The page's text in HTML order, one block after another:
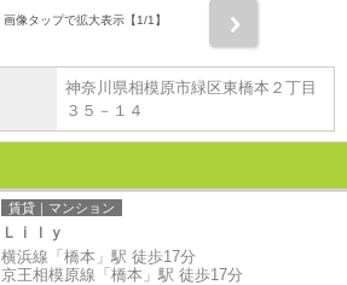
画像タップで拡大表示【1/1】
神奈川県相模原市緑区東橋本２丁目
３５－１４
賃貸｜マンション
Ｌｉｌｙ
横浜線「橋本」駅 徒歩17分
京王相模原線「橋本」駅 徒歩17分